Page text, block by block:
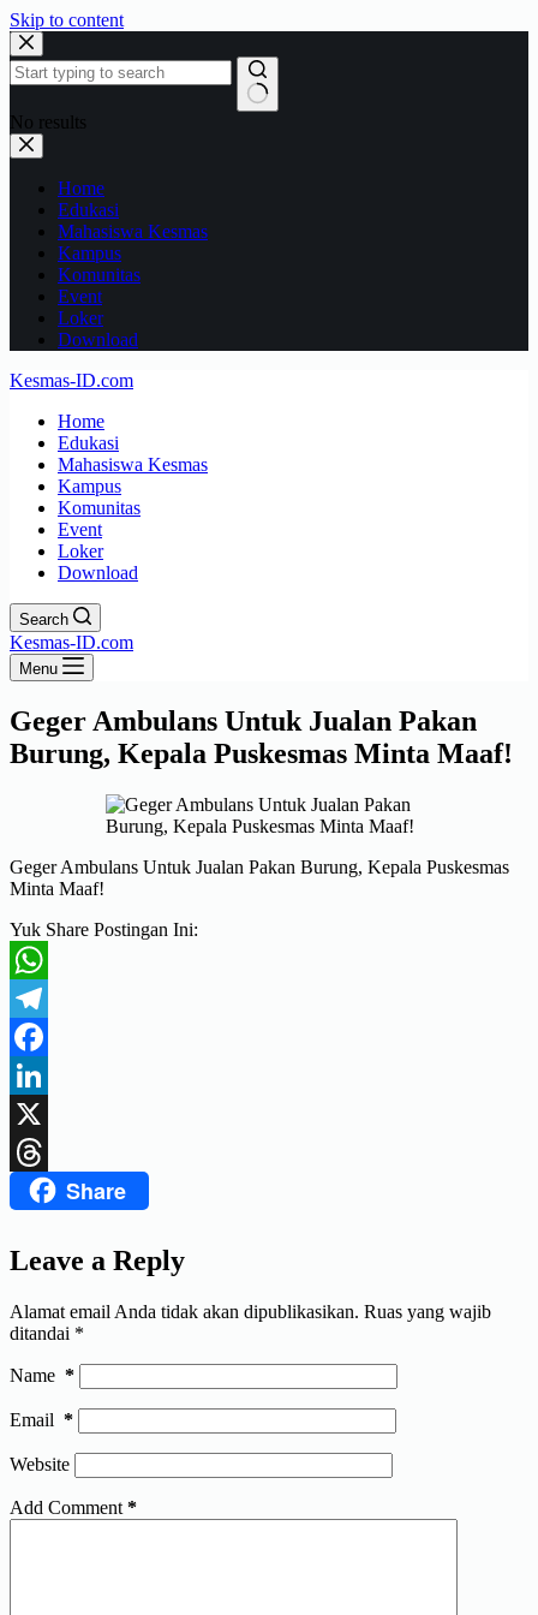
Skip to content
No results
Home
Edukasi
Mahasiswa Kesmas
Kampus
Komunitas
Event
Loker
Download
Kesmas-ID.com
Home
Edukasi
Mahasiswa Kesmas
Kampus
Komunitas
Event
Loker
Download
Search
Kesmas-ID.com
Menu
Geger Ambulans Untuk Jualan Pakan
Burung, Kepala Puskesmas Minta Maaf!
Geger Ambulans Untuk Jualan Pakan Burung, Kepala Puskesmas
Minta Maaf!
Yuk Share Postingan Ini:
WhatsApp
Telegram
Facebook
LinkedIn
X
ThreadsShare
Leave a Reply
Alamat email Anda tidak akan dipublikasikan. Ruas yang wajib
ditandai *
Name *
Email *
Website
Add Comment *